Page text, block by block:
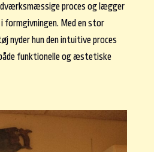
proces og lægger
Med en stor
nyder hun den intuitive proces
funktionelle og æstetiske